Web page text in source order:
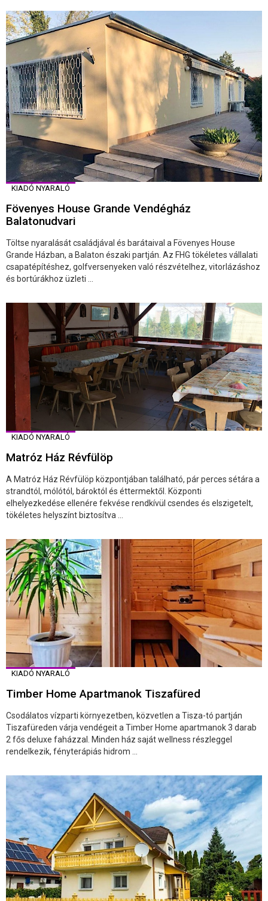
KIADÓ NYARALÓ
Fövenyes House Grande Vendégház
Balatonudvari
Töltse nyaralását családjával és barátaival a Fövenyes House
Grande Házban, a Balaton északi partján. Az FHG tökéletes vállalati
csapatépítéshez, golfversenyeken való részvételhez, vitorlázáshoz
és bortúrákhoz üzleti ...
KIADÓ NYARALÓ
Matróz Ház Révfülöp
A Matróz Ház Révfülöp központjában található, pár perces sétára a
strandtól, mólótól, bároktól és éttermektől. Központi
elhelyezkedése ellenére fekvése rendkívül csendes és elszigetelt,
tökéletes helyszínt biztosítva ...
KIADÓ NYARALÓ
Timber Home Apartmanok Tiszafüred
Csodálatos vízparti környezetben, közvetlen a Tisza-tó partján
Tiszafüreden várja vendégeit a Timber Home apartmanok 3 darab
2 fős deluxe faházzal. Minden ház saját wellness részleggel
rendelkezik, fényterápiás hidrom ...